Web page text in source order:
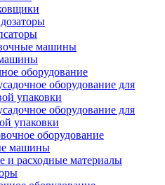
машины
оборудование
оборудование для
упаковки
оборудование для
упаковки
оборудование
машины
и расходные материалы